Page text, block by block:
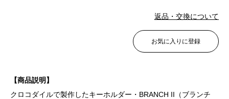
返品・交換について
お気に入りに登録
【商品説明】
クロコダイルで製作したキーホルダー・BRANCH II（ブランチ